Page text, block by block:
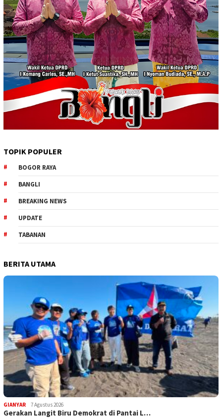
TOPIK POPULER
BOGOR RAYA
BANGLI
BREAKING NEWS
UPDATE
TABANAN
BERITA UTAMA
GIANYAR 7 Agustus 2026
Gerakan Langit Biru Demokrat di Pantai L…